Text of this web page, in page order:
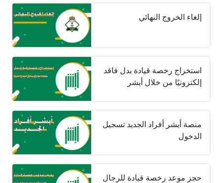
إلغاء الخروج النهائي
استخراج رخصة قيادة بدل فاقد
إلكترونيًا من خلال أبشر
منصة أبشر أفراد الجديد تسجيل
الدخول
حجز موعد رخصة قيادة للرجال